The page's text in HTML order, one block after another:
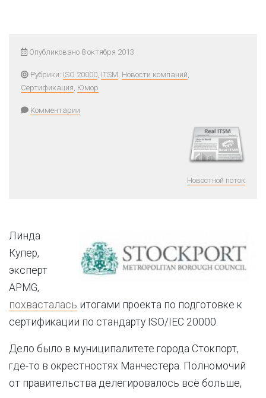
Опубликовано 8 октября 2013
Рубрики: ISO 20000, ITSM, Новости компаний,
Сертификация, Юмор
Комментарии
Новостной поток
Линда
Купер,
эксперт
APMG,
похвасталась итогами проекта по подготовке к
сертификации по стандарту ISO/IEC 20000.
Дело было в муниципалитете города Стокпорт,
где-то в окрестностях Манчестера. Полномочий
от правительства делегировалось всё больше,